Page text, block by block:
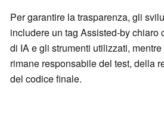
Per garantire la trasparenza, gli
includere un tag Assisted-by chiaro
di IA e gli strumenti utilizzati,
rimane responsabile del test, della
del codice finale.